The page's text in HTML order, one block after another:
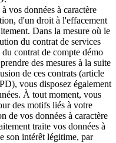
vos données à caractère
d'un droit à l'effacement
Dans la mesure où le
du contrat de services
contrat de compte démo
des mesures à la suite
de ces contrats (article
vous disposez également
À tout moment, vous
des motifs liés à votre
de vos données à caractère
traite vos données à
son intérêt légitime, par